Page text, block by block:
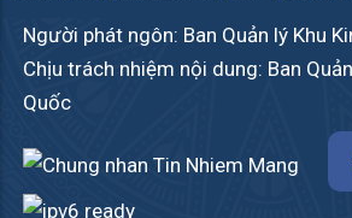
Người phát ngôn: Ban Quản lý Khu
Chịu trách nhiệm nội dung: Ban
Quốc